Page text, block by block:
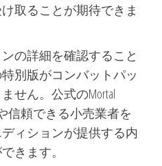
取ることが期待できま
の詳細を確認すること
別版がコンバットパッ
せん。公式のMortal
信頼できる小売業者を
ィションが提供する内
きます。